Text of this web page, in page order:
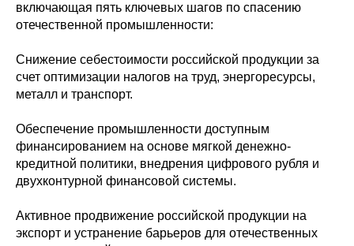
включающая пять ключевых шагов по спасению
отечественной промышленности:
Снижение себестоимости российской продукции за
счет оптимизации налогов на труд, энергоресурсы,
металл и транспорт.
Обеспечение промышленности доступным
финансированием на основе мягкой денежно-
кредитной политики, внедрения цифрового рубля и
двухконтурной финансовой системы.
Активное продвижение российской продукции на
экспорт и устранение барьеров для отечественных